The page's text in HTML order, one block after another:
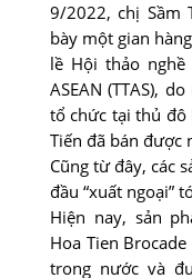
9/2022, chị Sầm
bày một gian
lề Hội thảo
ASEAN (TTAS),
tổ chức tại thủ đô
Tiến đã bán được
Cũng từ đây, các
đầu “xuất ngoại”
Hiện nay, sản
Hoa Tien
trong nước và